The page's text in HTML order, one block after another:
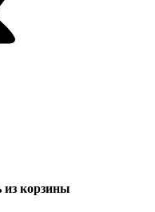
из корзины